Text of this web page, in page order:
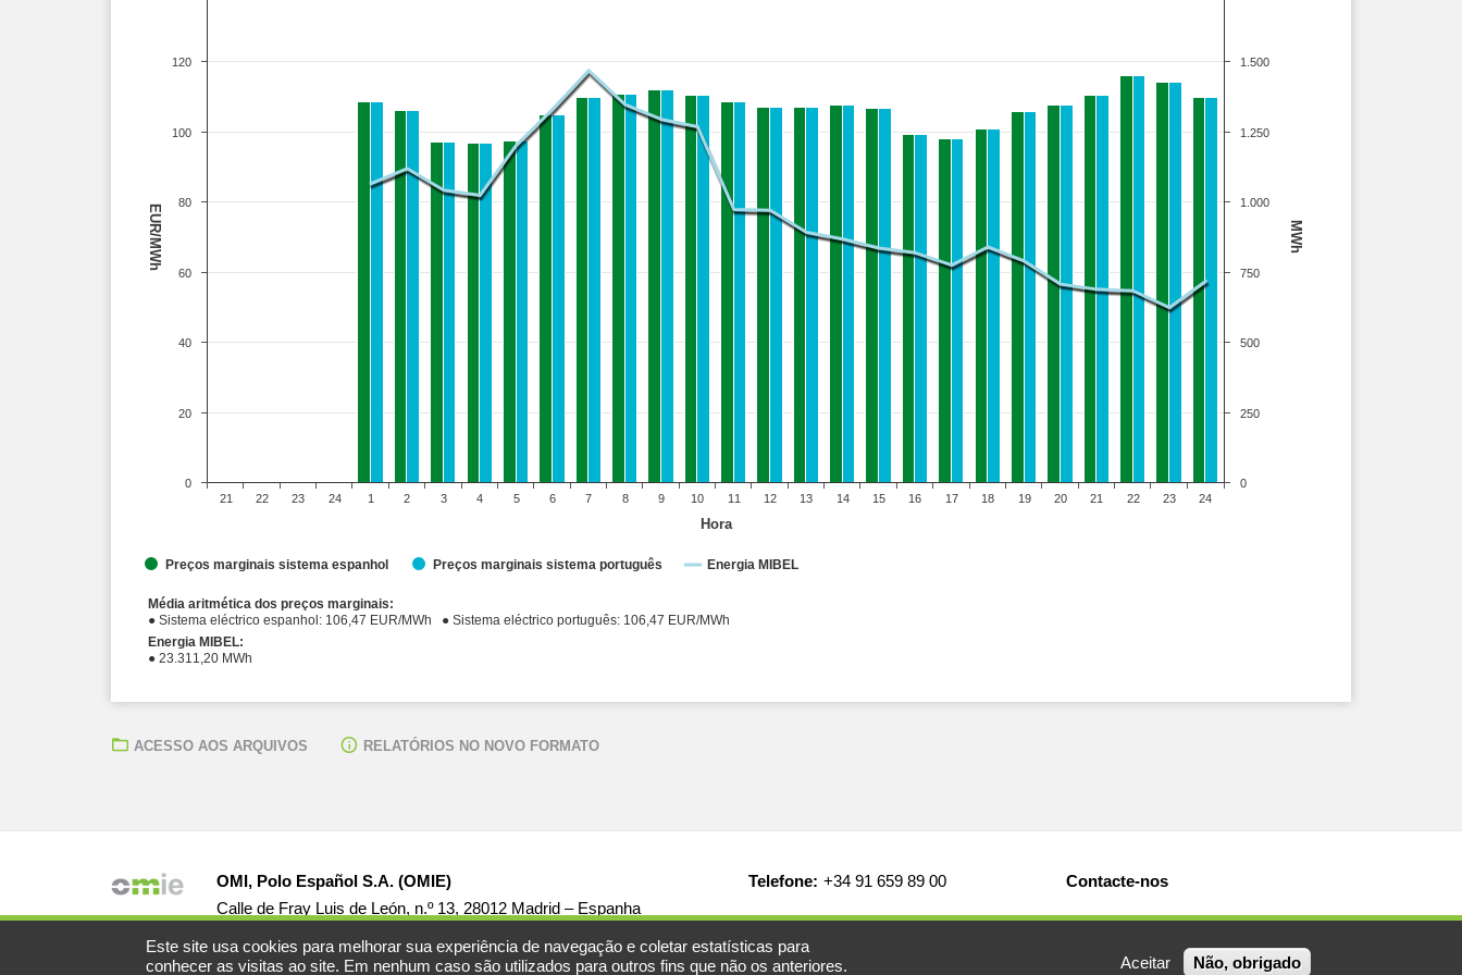
Hora
MWh
EUR/MWh
Média aritmética dos preços marginais:
● Sistema eléctrico espanhol: 106,47 EUR/MWh ● Sistema eléctrico português: 106,47 EUR/MWh
Energia MIBEL:
● 23.311,20 MWh
Preços marginais sistema espanhol Preços marginais sistema português Energia MIBEL
21 22 23 24 1 2 3 4 5 6 7 8 9 10 11 12 13 14 15 16 17 18 19 20 21 22 23 24
0
250
500
750
1.000
1.250
1.500
0
20
40
60
80
100
120
ACESSO AOS ARQUIVOS RELATÓRIOS NO NOVO FORMATO
OMI, Polo Español S.A. (OMIE)
Calle de Fray Luis de León, n.º 13, 28012 Madrid – Espanha
Telefone: +34 91 659 89 00 Contacte-nos
Este site usa cookies para melhorar sua experiência de navegação e coletar estatísticas para
conhecer as visitas ao site. Em nenhum caso são utilizados para outros fins que não os anteriores.
Aceitar Não, obrigado